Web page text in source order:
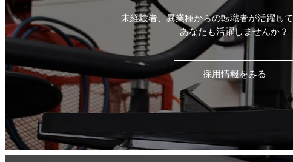
未経験者、異業種からの転職者が活躍して
あなたも活躍しませんか？
採用情報をみる